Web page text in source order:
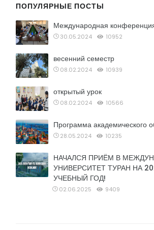
ПОПУЛЯРНЫЕ ПОСТЫ
Международная
30.05.2024 10952
весенний семестр
08.02.2024 10939
открытый урок
08.02.2024 10566
Программа академического
28.05.2024 10235
НАЧАЛСЯ ПРИЁМ В
УНИВЕРСИТЕТ ТУРАН НА
УЧЕБНЫЙ ГОД!
02.06.2025 9409